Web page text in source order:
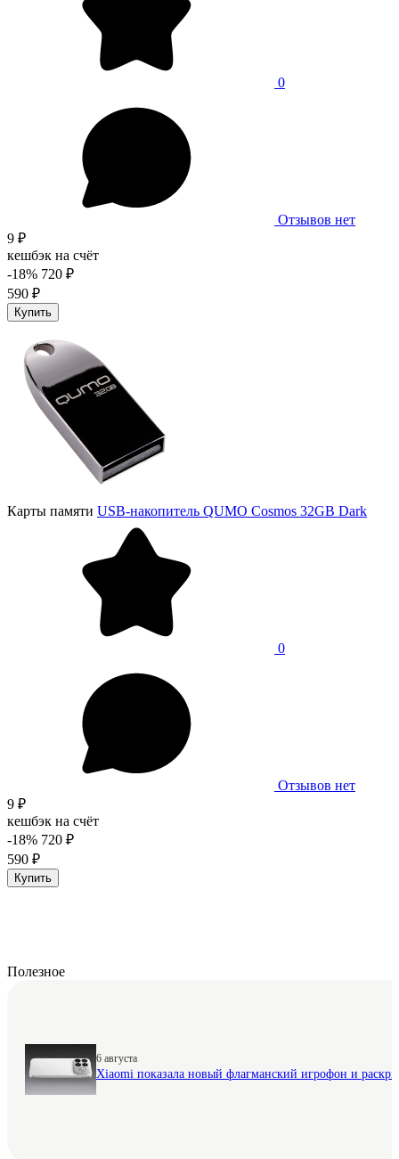
0
Отзывов нет
9 ₽
кешбэк на счёт
-18% 720 ₽
590 ₽
Купить
Карты памяти USB-накопитель QUMO Cosmos 32GB Dark
0
Отзывов нет
9 ₽
кешбэк на счёт
-18% 720 ₽
590 ₽
Купить
Полезное
6 августа
Xiaomi показала новый флагманский игрофон и